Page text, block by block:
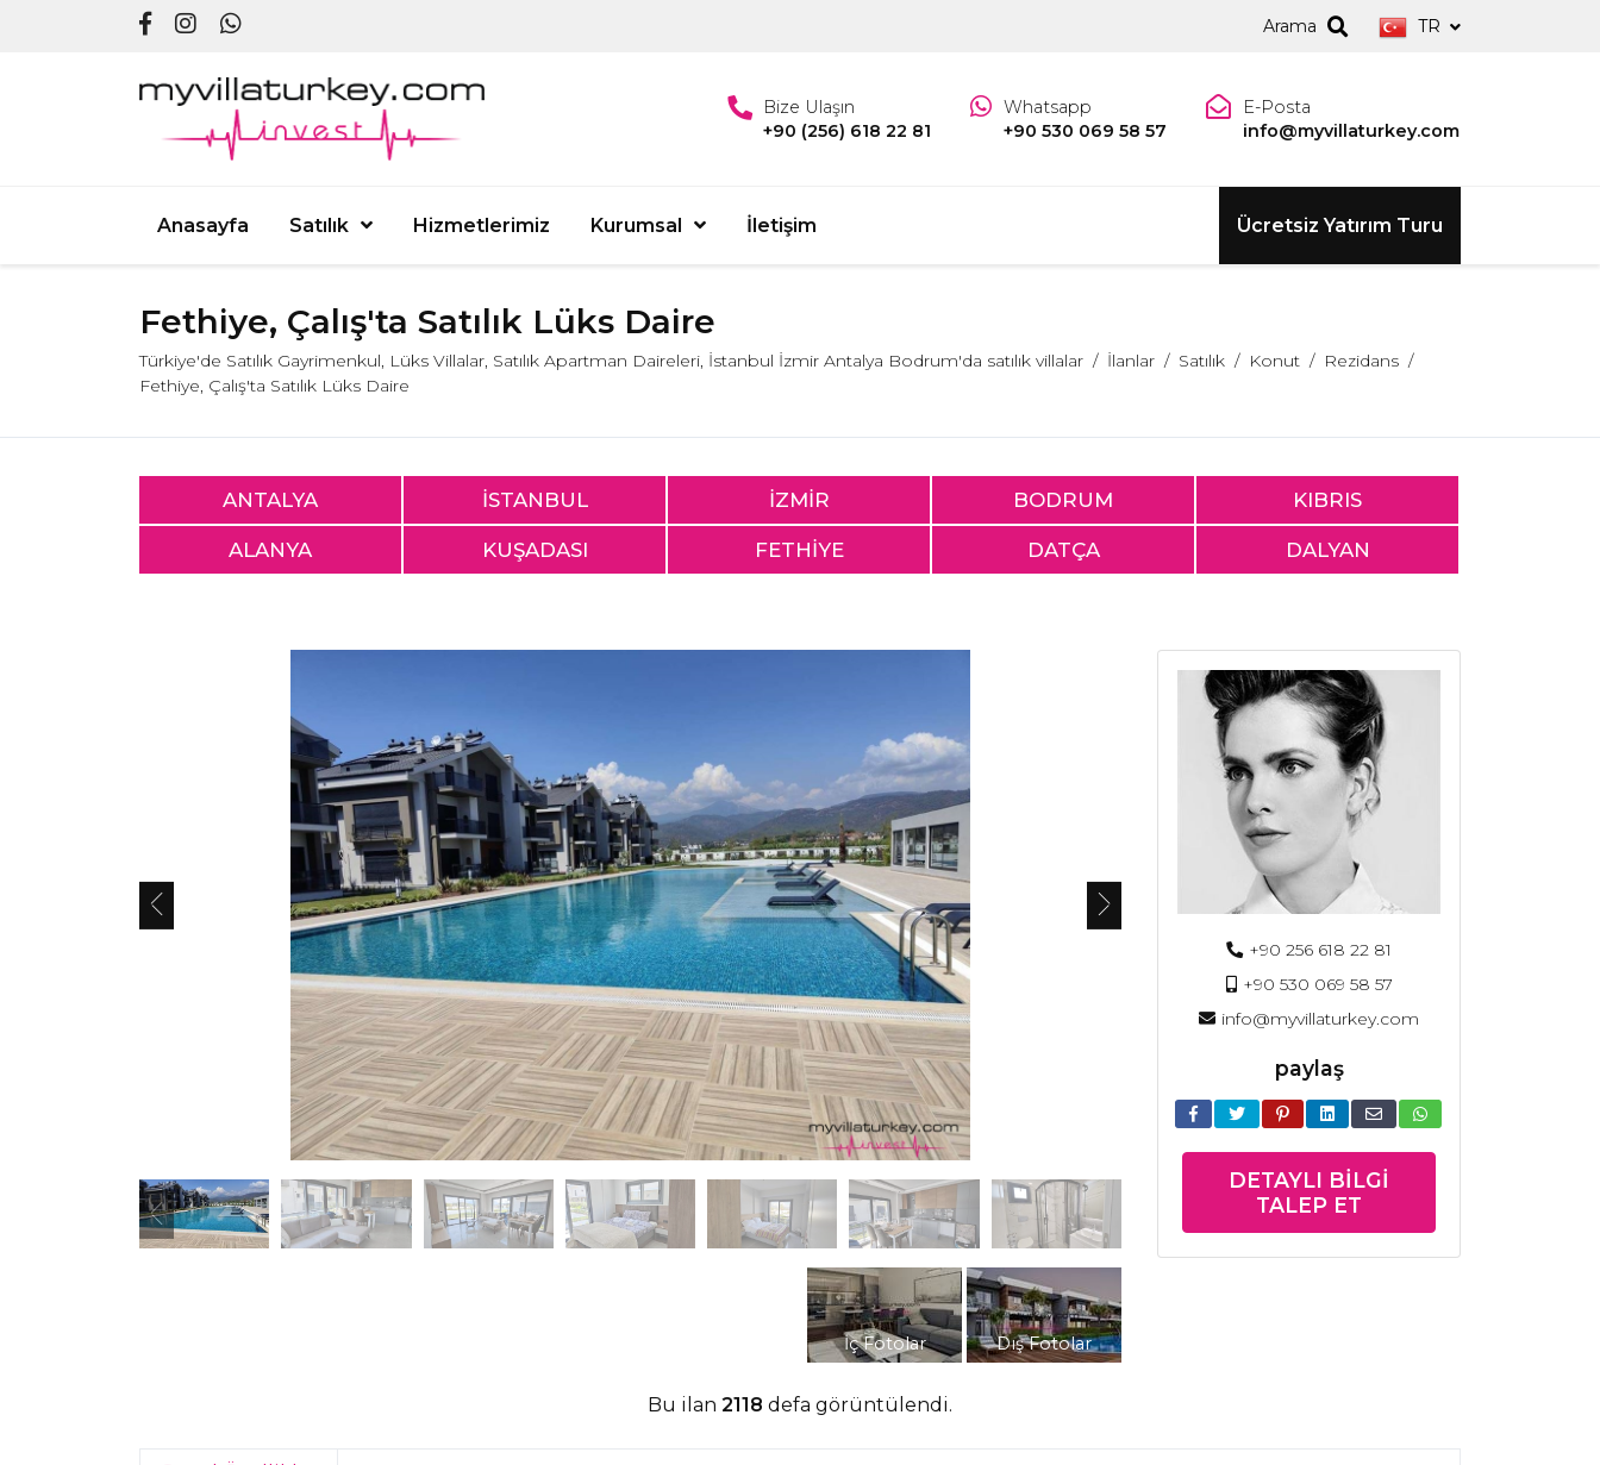
Arama TR
Bize Ulaşın
+90 (256) 618 22 81
Whatsapp
+90 530 069 58 57
E-Posta
info@myvillaturkey.com
Anasayfa Satılık Hizmetlerimiz Kurumsal İletişim Ücretsiz Yatırım Turu
Fethiye, Çalış'ta Satılık Lüks Daire
Türkiye'de Satılık Gayrimenkul, Lüks Villalar, Satılık Apartman Daireleri, İstanbul İzmir Antalya Bodrum'da satılık villalar İlanlar Satılık Konut
Rezidans
Fethiye, Çalış'ta Satılık Lüks Daire
ANTALYA İSTANBUL İZMİR BODRUM KIBRIS
ALANYA KUŞADASI FETHİYE DATÇA DALYAN
İç Fotolar Dış Fotolar
+90 256 618 22 81
+90 530 069 58 57
info@myvillaturkey.com
paylaş
DETAYLI BILGI
TALEP ET
Bu ilan 2118 defa görüntülendi.